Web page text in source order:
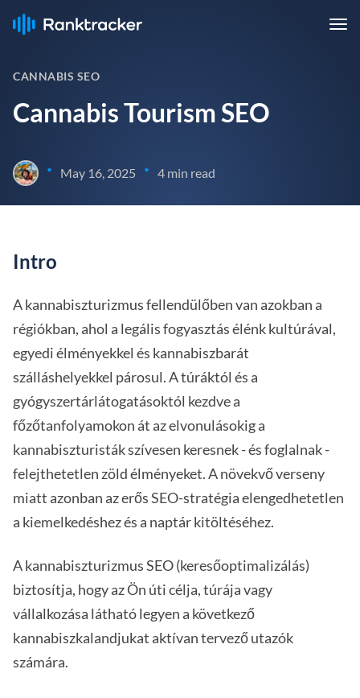
CANNABIS SEO
Cannabis Tourism SEO
• May 16, 2025 • 4 min read
Intro
A kannabiszturizmus fellendülőben van azokban a
régiókban, ahol a legális fogyasztás élénk kultúrával,
egyedi élményekkel és kannabiszbarát
szálláshelyekkel párosul. A túráktól és a
gyógyszertárlátogatásoktól kezdve a
főzőtanfolyamokon át az elvonulásokig a
kannabiszturisták szívesen keresnek - és foglalnak -
felejthetetlen zöld élményeket. A növekvő verseny
miatt azonban az erős SEO-stratégia elengedhetetlen
a kiemelkedéshez és a naptár kitöltéséhez.
A kannabiszturizmus SEO (keresőoptimalizálás)
biztosítja, hogy az Ön úti célja, túrája vagy
vállalkozása látható legyen a következő
kannabiszkalandjukat aktívan tervező utazók
számára.